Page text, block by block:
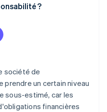
?
société de
prendre un certain niveau
sous-estimé, car les
financières